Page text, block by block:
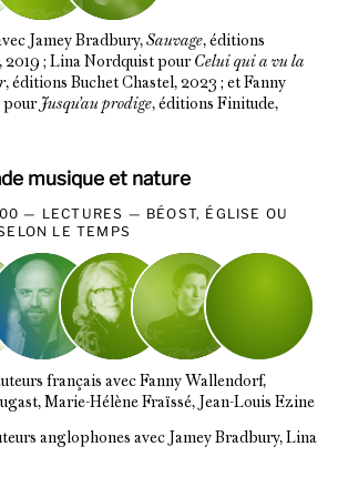
Jamey Bradbury, Sauvage, éditions
2019 ; Lina Nordquist pour Celui qui a vu la
, éditions Buchet Chastel, 2023 ; et Fanny
pour Jusqu’au prodige, éditions Finitude,
musique et nature
LECTURES
BÉOST, ÉGLISE OU
LE TEMPS
français avec Fanny Wallendorf,
Marie-Hélène Fraïssé, Jean-Louis Ezine
anglophones avec Jamey Bradbury, Lina